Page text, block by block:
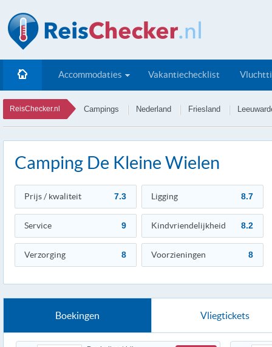
Accommodaties Vakantiechecklist
ReisChecker.nl Campings Nederland Friesland
Camping De Kleine Wielen
Prijs / kwaliteit 7.3 Ligging 8.7
Service 9 Kindvriendelijkheid 8.2
Verzorging 8 Voorzieningen 8
Boekingen Vliegtickets